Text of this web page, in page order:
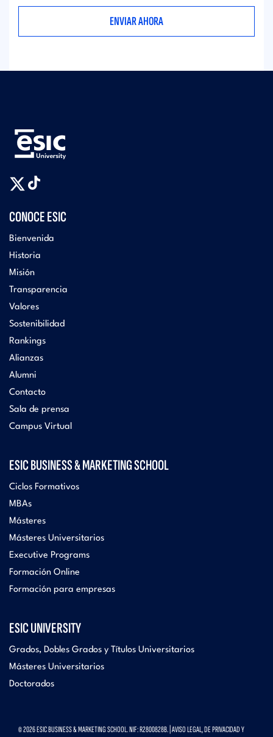
CONOCE ESIC
Bienvenida
Historia
Misión
Transparencia
Valores
Sostenibilidad
Rankings
Alianzas
Alumni
Contacto
Sala de prensa
Campus Virtual
ESIC BUSINESS & MARKETING SCHOOL
Ciclos Formativos
MBAs
Másteres
Másteres Universitarios
Executive Programs
Formación Online
Formación para empresas
ESIC UNIVERSITY
Grados, Dobles Grados y Títulos Universitarios
Másteres Universitarios
Doctorados
© 2026 ESIC BUSINESS & MARKETING SCHOOL. NIF: R2800828B. | AVISO LEGAL, DE PRIVACIDAD Y